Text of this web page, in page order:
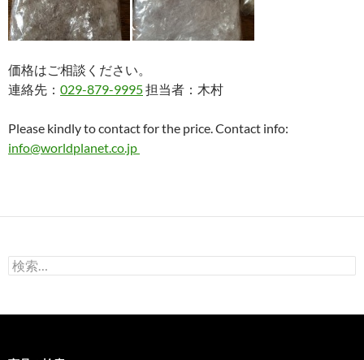
価格はご相談ください。
連絡先： 029-879-9995担当者：木村
Please kindly to contact for the price. Contact info:
info@worldplanet.co.jp
検
索: